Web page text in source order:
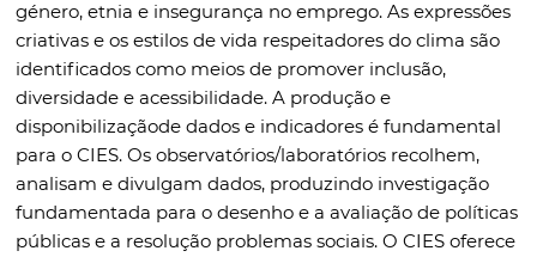
género, etnia e insegurança no emprego. As expressões
criativas e os estilos de vida respeitadores do clima são
identificados como meios de promover inclusão,
diversidade e acessibilidade. A produção e
disponibilizaçãode dados e indicadores é fundamental
para o CIES. Os observatórios/laboratórios recolhem,
analisam e divulgam dados, produzindo investigação
fundamentada para o desenho e a avaliação de políticas
públicas e a resolução problemas sociais. O CIES oferece